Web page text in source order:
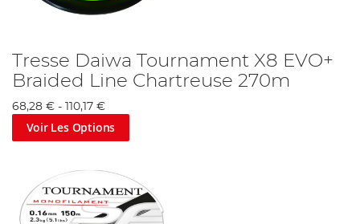
Tresse Daiwa Tournament X8 EVO+
Braided Line Chartreuse 270m
68,28 € - 110,17 €
Voir Les Options